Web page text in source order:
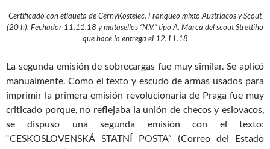
Certificado con etiqueta de CernýKostelec. Franqueo mixto Austriacos y Scout
(20 h). Fechador 11.11.18 y matasellos “N.V.” tipo A. Marca del scout Strettiho
que hace la entrega el 12.11.18
La segunda emisión de sobrecargas fue muy similar. Se aplicó
manualmente. Como el texto y escudo de armas usados para
imprimir la primera emisión revolucionaria de Praga fue muy
criticado porque, no reflejaba la unión de checos y eslovacos,
se dispuso una segunda emisión con el texto:
“CESKOSLOVENSKÁ STATNÍ POSTA” (Correo del Estado